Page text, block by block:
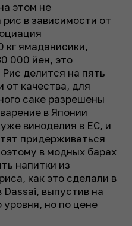
этом не
в зависимости от
кг ямаданисики,
000 йен, это
делится на пять
от качества, для
саке разрешены
в Японии
виноделия в ЕС, и
придерживаться
в модных барах
напитки из
как это сделали в
выпустив на
но по цене